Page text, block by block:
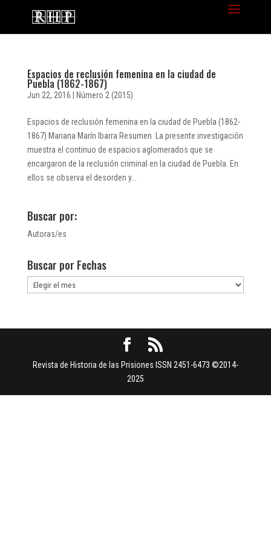
Espacios de reclusión femenina en la ciudad de
Puebla (1862-1867)
Jun 22, 2016 Número 2 (2015)
Espacios de reclusión femenina en la ciudad de Puebla (1862-
1867) Mariana Marín Ibarra Resumen La presente investigación
muestra el continuo de espacios aglomerados que se
encargaron de la reclusión criminal en la ciudad de Puebla. En
ellos se observa el desorden y...
Buscar por:
Autoras/es
Buscar por Fechas
Buscar
por
Revista de Historia de las Prisiones ISSN 2451-6473 ©2014-
2025